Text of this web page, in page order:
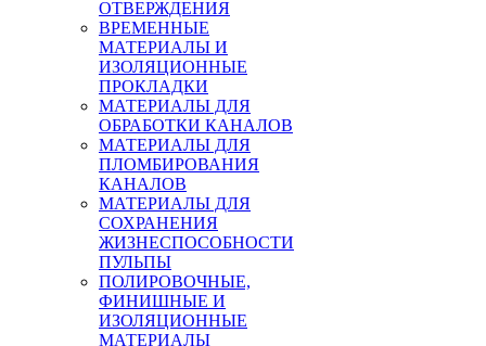
ОТВЕРЖДЕНИЯ
ВРЕМЕННЫЕ
МАТЕРИАЛЫ И
ИЗОЛЯЦИОННЫЕ
ПРОКЛАДКИ
МАТЕРИАЛЫ ДЛЯ
ОБРАБОТКИ КАНАЛОВ
МАТЕРИАЛЫ ДЛЯ
ПЛОМБИРОВАНИЯ
КАНАЛОВ
МАТЕРИАЛЫ ДЛЯ
СОХРАНЕНИЯ
ЖИЗНЕСПОСОБНОСТИ
ПУЛЬПЫ
ПОЛИРОВОЧНЫЕ,
ФИНИШНЫЕ И
ИЗОЛЯЦИОННЫЕ
МАТЕРИАЛЫ